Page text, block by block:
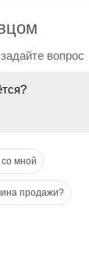
вопрос
мной
продажи?